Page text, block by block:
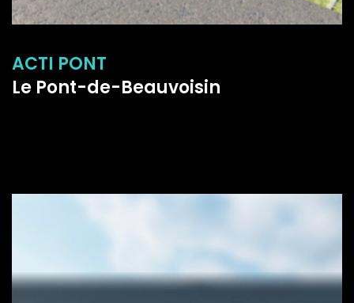
ACTI PONT
Le Pont-de-Beauvoisin